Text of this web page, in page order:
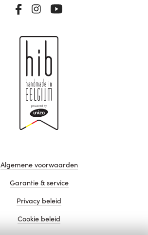
Algemene voorwaarden
Garantie & service
Privacy beleid
Cookie beleid